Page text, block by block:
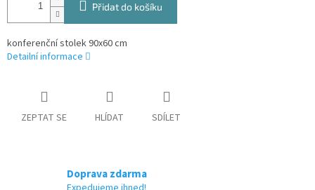
Přidat do košíku
konferenční stolek 90x60 cm
Detailní informace
ZEPTAT SE HLÍDAT SDÍLET
Doprava zdarma